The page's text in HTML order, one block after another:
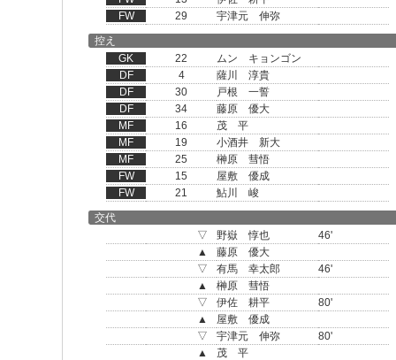
FW
29
宇津元 伸弥
控え
GK
22
ムン キョンゴン
DF
4
薩川 淳貴
DF
30
戸根 一誓
DF
34
藤原 優大
MF
16
茂 平
MF
19
小酒井 新大
MF
25
榊原 彗悟
FW
15
屋敷 優成
FW
21
鮎川 峻
交代
▽
野嶽 惇也
46'
▲
藤原 優大
▽
有馬 幸太郎
46'
▲
榊原 彗悟
▽
伊佐 耕平
80'
▲
屋敷 優成
▽
宇津元 伸弥
80'
▲
茂 平